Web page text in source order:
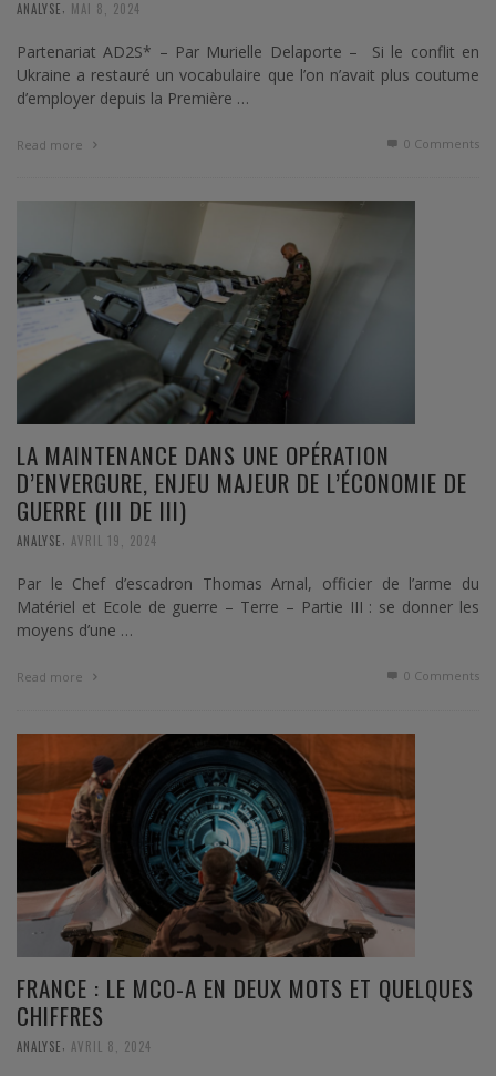
ANALYSE MAI 8, 2024
Partenariat AD2S* – Par Murielle Delaporte – Si le conflit en
Ukraine a restauré un vocabulaire que l’on n’avait plus coutume
d’employer depuis la Première …
Read more 0 Comments
LA MAINTENANCE DANS UNE OPÉRATION
D’ENVERGURE, ENJEU MAJEUR DE L’ÉCONOMIE DE
GUERRE (III DE III)
ANALYSE AVRIL 19, 2024
Par le Chef d’escadron Thomas Arnal, officier de l’arme du
Matériel et Ecole de guerre – Terre – Partie III : se donner les
moyens d’une …
Read more 0 Comments
FRANCE : LE MCO-A EN DEUX MOTS ET QUELQUES
CHIFFRES
ANALYSE AVRIL 8, 2024